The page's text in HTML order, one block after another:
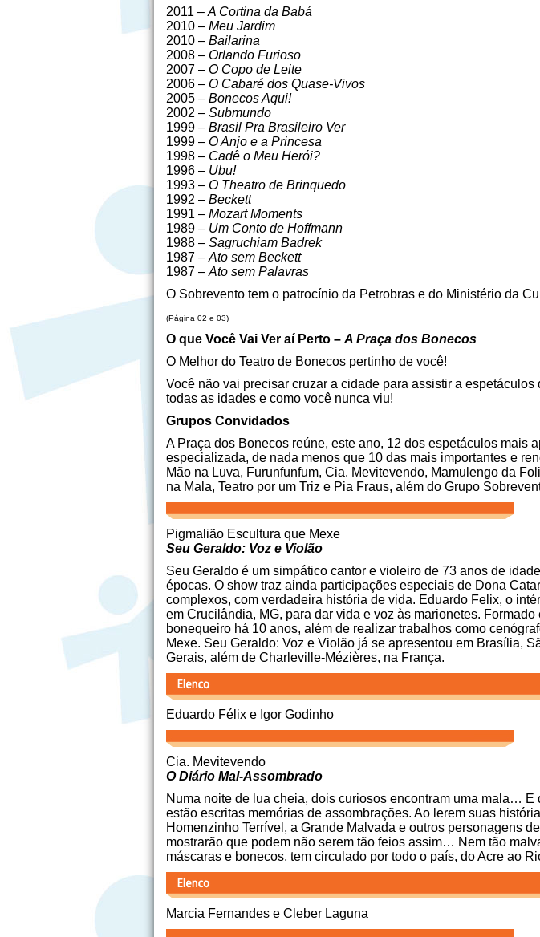
2011 – A Cortina da Babá
2010 – Meu Jardim
2010 – Bailarina
2008 – Orlando Furioso
2007 – O Copo de Leite
2006 – O Cabaré dos Quase-Vivos
2005 – Bonecos Aqui!
2002 – Submundo
1999 – Brasil Pra Brasileiro Ver
1999 – O Anjo e a Princesa
1998 – Cadê o Meu Herói?
1996 – Ubu!
1993 – O Theatro de Brinquedo
1992 – Beckett
1991 – Mozart Moments
1989 – Um Conto de Hoffmann
1988 – Sagruchiam Badrek
1987 – Ato sem Beckett
1987 – Ato sem Palavras
O Sobrevento tem o patrocínio da Petrobras e do Ministério da
(Página 02 e 03)
O que Você Vai Ver aí Perto – A Praça dos Bonecos
O Melhor do Teatro de Bonecos pertinho de você!
Você não vai precisar cruzar a cidade para assistir a
todas as idades e como você nunca viu!
Grupos Convidados
A Praça dos Bonecos reúne, este ano, 12 dos espetáculos mais
especializada, de nada menos que 10 das mais importantes e
Mão na Luva, Furunfunfum, Cia. Mevitevendo, Mamulengo da
na Mala, Teatro por um Triz e Pia Fraus, além do Grupo
Pigmalião Escultura que Mexe
Seu Geraldo: Voz e Violão
Seu Geraldo é um simpático cantor e violeiro de 73 anos de
épocas. O show traz ainda participações especiais de Dona
complexos, com verdadeira história de vida. Eduardo Felix, o
em Crucilândia, MG, para dar vida e voz às marionetes.
bonequeiro há 10 anos, além de realizar trabalhos como
Mexe. Seu Geraldo: Voz e Violão já se apresentou em Brasília,
Gerais, além de Charleville-Mézières, na França.
Eduardo Félix e Igor Godinho
Cia. Mevitevendo
O Diário Mal-Assombrado
Numa noite de lua cheia, dois curiosos encontram uma mala…
estão escritas memórias de assombrações. Ao lerem suas
Homenzinho Terrível, a Grande Malvada e outros personagens
mostrarão que podem não serem tão feios assim… Nem tão
máscaras e bonecos, tem circulado por todo o país, do Acre ao
Marcia Fernandes e Cleber Laguna